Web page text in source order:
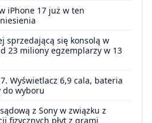
iPhone 17 już w ten
sprzedającą się konsolą w
23 miliony egzemplarzy w 13
Wyświetlacz 6,9 cala, bateria
do wyboru
z Sony w związku z
fizycznych płyt z grami